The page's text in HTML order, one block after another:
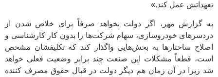
تعهداتش عمل کند.‌»
به گزارش مهر، اگر دولت بخواهد صرفاً برای خلاص شدن از
دردسرهای خودروسازی، سهام شرکت‌ها را بدون کار کارشناسی و
اصلاح ساختارها به بخش‌هایی واگذار کند که تکلیفشان مشخص
است، قطعاً مشکلات این صنعت چند برابر وضعیت فعلی خواهد
شد زیرا در آن زمان هم دیگر دولت در قبال حقوق مصرف کننده